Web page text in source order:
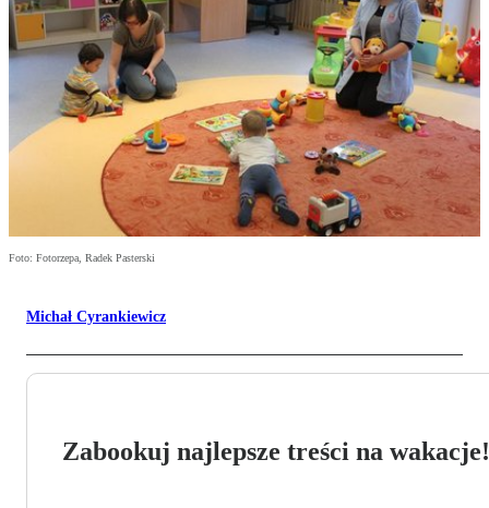
Foto: Fotorzepa, Radek Pasterski
Michał Cyrankiewicz
Zabookuj najlepsze treści na wakacje!